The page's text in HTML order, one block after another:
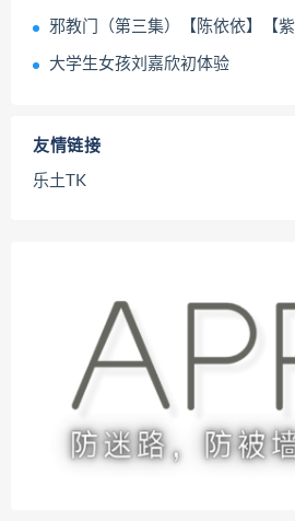
邪教门（第三集）【陈依依】【紫涵】主演，木乃伊、全
大学生女孩刘嘉欣初体验
友情链接
乐土TK